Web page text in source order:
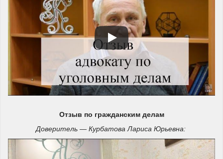
Отзыв по гражданским делам
Доверитель — Курбатова Лариса Юрьевна: